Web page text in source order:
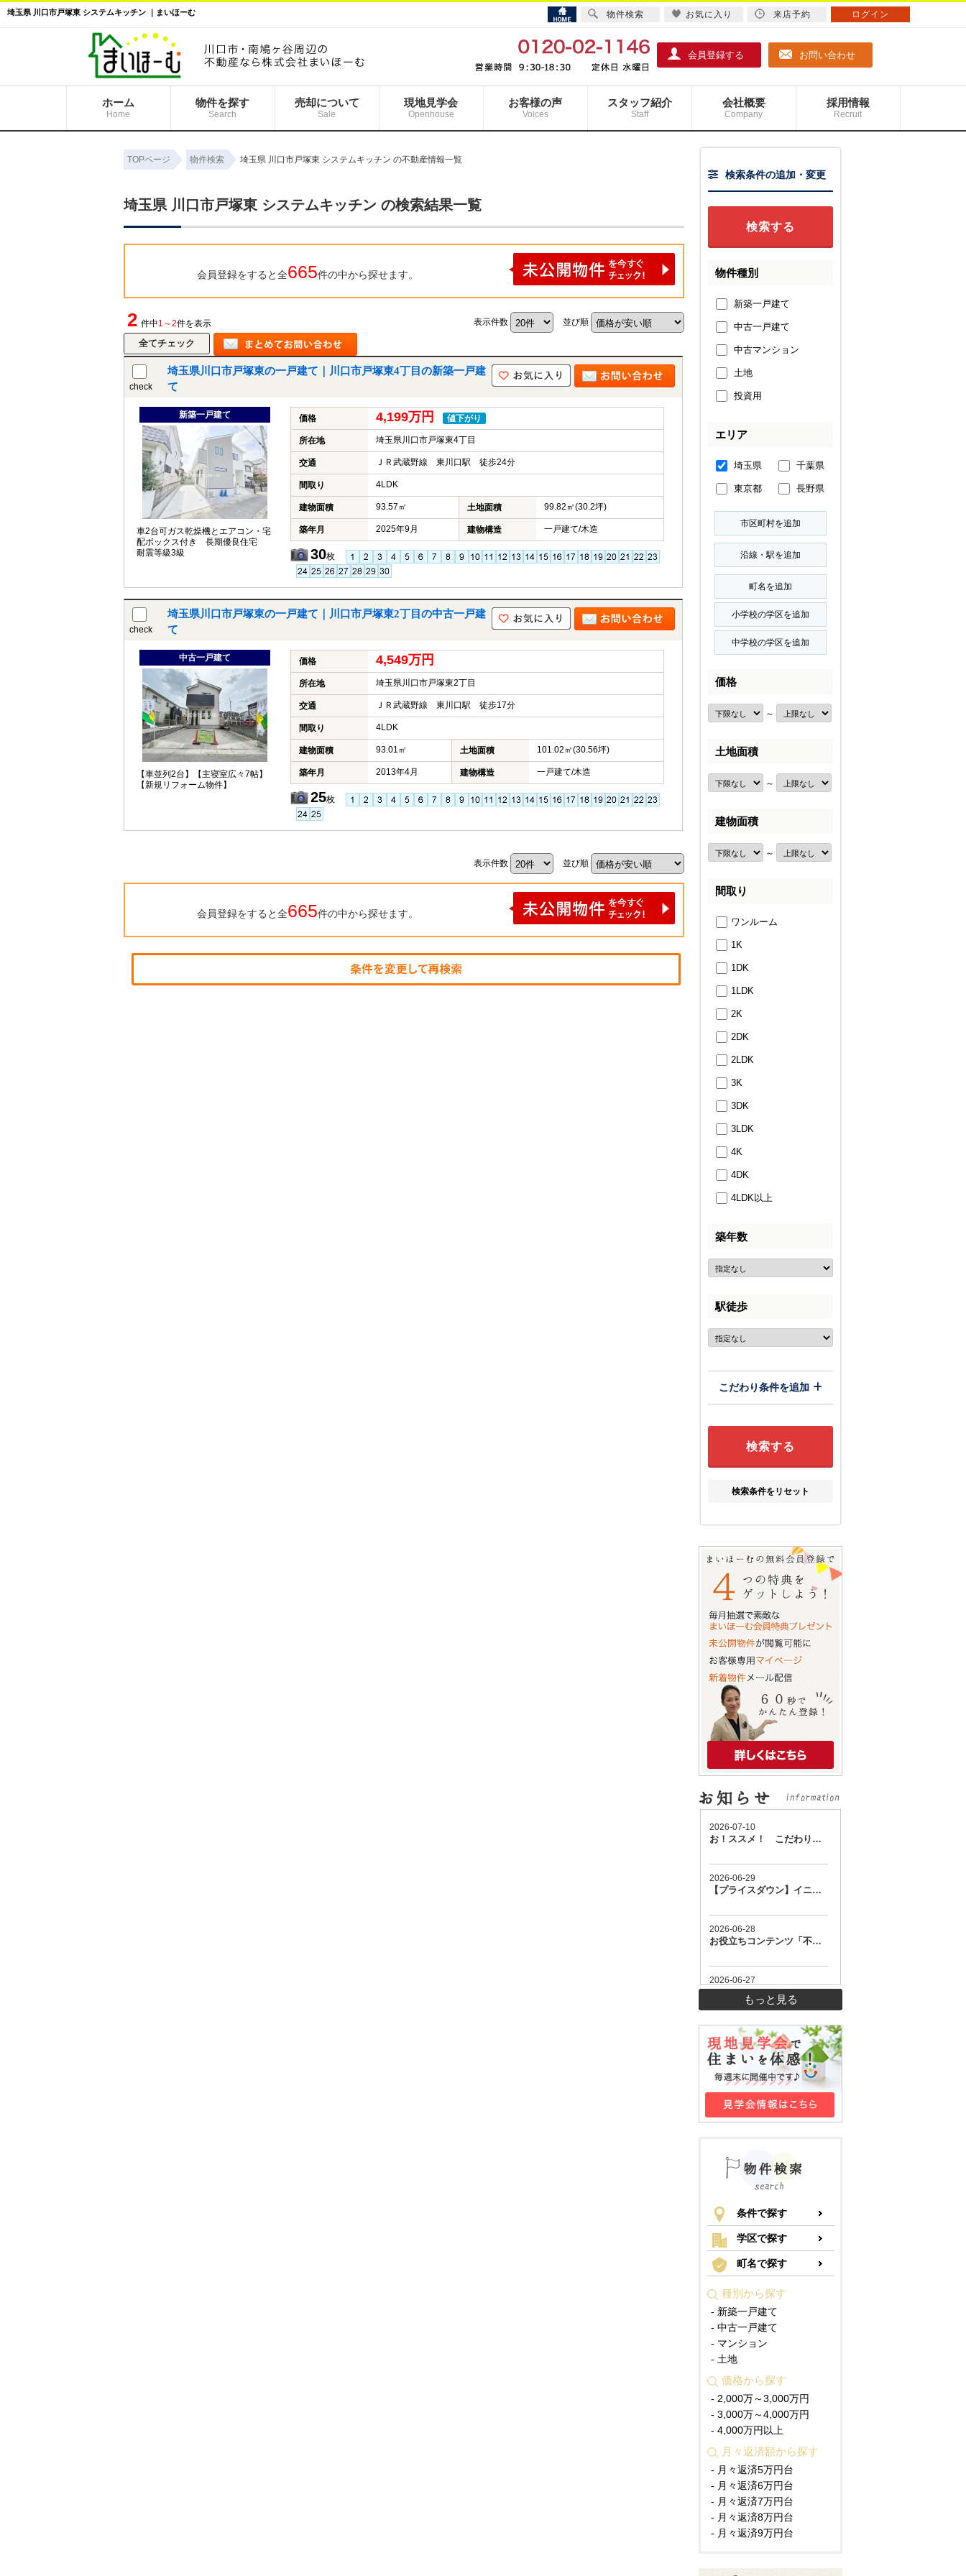
埼玉県 川口市戸塚東 システムキッチン ｜まいほーむ
会員登録する お問い合わせ
ホーム
Home
物件を探す
Search
売却について
Sale
現地見学会
Openhouse
お客様の声
Voices
スタッフ紹介
Staff
会社概要
Company
採用情報
Recruit
TOPページ 物件検索 埼玉県 川口市戸塚東 システムキッチン の不動産情報一覧
埼玉県 川口市戸塚東 システムキッチン の検索結果一覧
会員登録をすると全665件の中から探せます。
2 件中1～2件を表示 表示件数 並び順
check
埼玉県川口市戸塚東の一戸建て｜川口市戸塚東4丁目の新築一戸建
て
新築一戸建て
車2台可ガス乾燥機とエアコン・宅
配ボックス付き 長期優良住宅
耐震等級3級
価格 4,199万円 値下がり
所在地 埼玉県川口市戸塚東4丁目
交通 ＪＲ武蔵野線 東川口駅 徒歩24分
間取り 4LDK
建物面積 93.57㎡ 土地面積 99.82㎡(30.2坪)
築年月 2025年9月 建物構造 一戸建て/木造
30枚
check
埼玉県川口市戸塚東の一戸建て｜川口市戸塚東2丁目の中古一戸建
て
中古一戸建て
【車並列2台】【主寝室広々7帖】
【新規リフォーム物件】
価格 4,549万円
所在地 埼玉県川口市戸塚東2丁目
交通 ＪＲ武蔵野線 東川口駅 徒歩17分
間取り 4LDK
建物面積 93.01㎡ 土地面積 101.02㎡(30.56坪)
築年月 2013年4月 建物構造 一戸建て/木造
25枚
表示件数 並び順
会員登録をすると全665件の中から探せます。
検索条件の追加・変更
物件種別
新築一戸建て
中古一戸建て
中古マンション
土地
投資用
エリア
埼玉県 千葉県
東京都 長野県
価格
～
土地面積
～
建物面積
～
間取り
ワンルーム
1K
1DK
1LDK
2K
2DK
2LDK
3K
3DK
3LDK
4K
4DK
4LDK以上
築年数
駅徒歩
こだわり条件を追加
検索条件をリセット
もっと見る
条件で探す
学区で探す
町名で探す
種別から探す
- 新築一戸建て
- 中古一戸建て
- マンション
- 土地
価格から探す
- 2,000万～3,000万円
- 3,000万～4,000万円
- 4,000万円以上
月々返済額から探す
- 月々返済5万円台
- 月々返済6万円台
- 月々返済7万円台
- 月々返済8万円台
- 月々返済9万円台
物件検索 お気に入り 来店予約 ログイン